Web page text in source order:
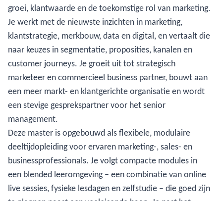
groei, klantwaarde en de toekomstige rol van marketing.
Je werkt met de nieuwste inzichten in marketing,
klantstrategie, merkbouw, data en digital, en vertaalt die
naar keuzes in segmentatie, proposities, kanalen en
customer journeys. Je groeit uit tot strategisch
marketeer en commercieel business partner, bouwt aan
een meer markt- en klantgerichte organisatie en wordt
een stevige gesprekspartner voor het senior
management.
Deze master is opgebouwd als flexibele, modulaire
deeltijdopleiding voor ervaren marketing-, sales- en
businessprofessionals. Je volgt compacte modules in
een blended leeromgeving – een combinatie van online
live sessies, fysieke lesdagen en zelfstudie – die goed zijn